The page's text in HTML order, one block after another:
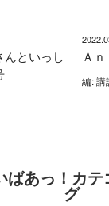
んといっし
Ａ
編: 講
ばあっ！カ
グ